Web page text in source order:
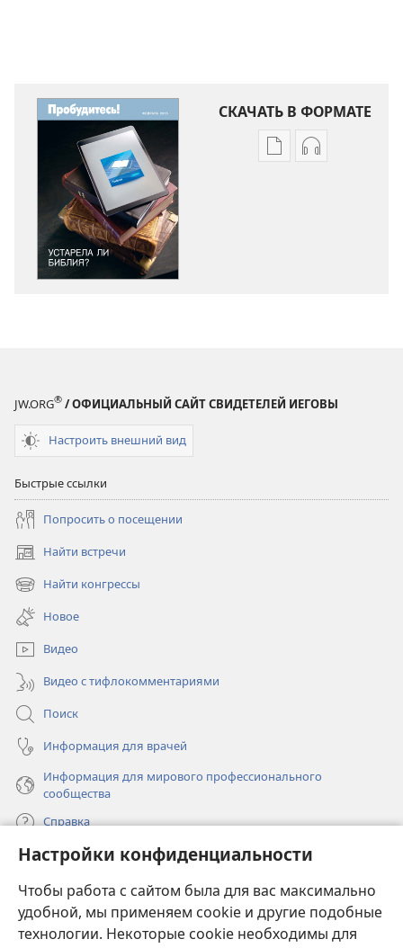
Настройки конфиденциальности
Чтобы работа с сайтом была для вас максимально
удобной, мы применяем cookie и другие подобные
технологии. Некоторые cookie необходимы для
СКАЧАТЬ В ФОРМАТЕ
ВариантыВарианты
JW.ORG® / ОФИЦИАЛЬНЫЙ САЙТ СВИДЕТЕЛЕЙ ИЕГОВЫ
Настроить внешний вид
Быстрые ссылки
Попросить о посещении
Найти встречи
(открывается
в
новом
окне)
Найти конгрессы
(открывается
новом
окне)
Новое
Видео
Видео с тифлокомментариями
Поиск
Информация для врачей
Информация для мирового профессионального
сообщества
Справка
Пожертвования
в
новом
окне)
ОНЛАЙН-БИБЛИОТЕКА Сторожевой башни
(открывается